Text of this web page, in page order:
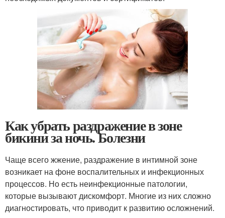
Как убрать раздражение в зоне
бикини за ночь. Болезни
Чаще всего жжение, раздражение в интимной зоне
возникает на фоне воспалительных и инфекционных
процессов. Но есть неинфекционные патологии,
которые вызывают дискомфорт. Многие из них сложно
диагностировать, что приводит к развитию осложнений.